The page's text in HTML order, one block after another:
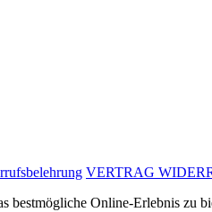
VERTRAG
bestmögliche Online-Erlebnis